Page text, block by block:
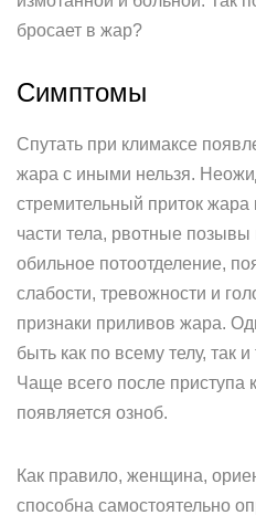
бросает в жар?
Симптомы
Спутать при климаксе
жара с иными нельзя.
стремительный приток жара
части тела, рвотные позывы
обильное потоотделение,
слабости, тревожности и
признаки приливов жара.
быть как по всему телу, так
Чаще всего после приступа
появляется озноб.
Как правило, женщина,
способна самостоятельно